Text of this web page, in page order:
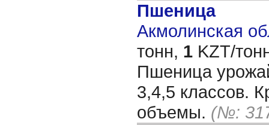
Пшеница
Акмолинская
тонн, 1 KZT/
Пшеница
3,4,5 классов.
объемы. (№: